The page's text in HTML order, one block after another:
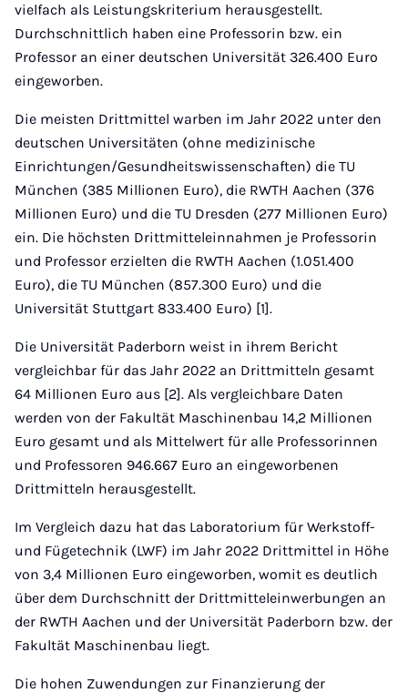
vielfach als Leistungskriterium herausgestellt.
Durchschnittlich haben eine Professorin bzw. ein
Professor an einer deutschen Universität 326.400 Euro
eingeworben.
Die meisten Drittmittel warben im Jahr 2022 unter den
deutschen Universitäten (ohne medizinische
Einrichtungen/Gesundheitswissenschaften) die TU
München (385 Millionen Euro), die RWTH Aachen (376
Millionen Euro) und die TU Dresden (277 Millionen Euro)
ein. Die höchsten Drittmitteleinnahmen je Professorin
und Professor erzielten die RWTH Aachen (1.051.400
Euro), die TU München (857.300 Euro) und die
Universität Stuttgart 833.400 Euro) [1].
Die Universität Paderborn weist in ihrem Bericht
vergleichbar für das Jahr 2022 an Drittmitteln gesamt
64 Millionen Euro aus [2]. Als vergleichbare Daten
werden von der Fakultät Maschinenbau 14,2 Millionen
Euro gesamt und als Mittelwert für alle Professorinnen
und Professoren 946.667 Euro an eingeworbenen
Drittmitteln herausgestellt.
Im Vergleich dazu hat das Laboratorium für Werkstoff-
und Fügetechnik (LWF) im Jahr 2022 Drittmittel in Höhe
von 3,4 Millionen Euro eingeworben, womit es deutlich
über dem Durchschnitt der Drittmitteleinwerbungen an
der RWTH Aachen und der Universität Paderborn bzw. der
Fakultät Maschinenbau liegt.
Die hohen Zuwendungen zur Finanzierung der